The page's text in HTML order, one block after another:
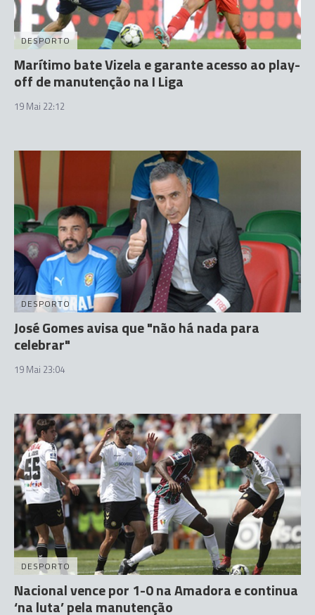
DESPORTO
Marítimo bate Vizela e garante acesso ao play-
off de manutenção na I Liga
19 Mai 22:12
DESPORTO
José Gomes avisa que "não há nada para
celebrar"
19 Mai 23:04
DESPORTO
Nacional vence por 1-0 na Amadora e continua
‘na luta’ pela manutenção